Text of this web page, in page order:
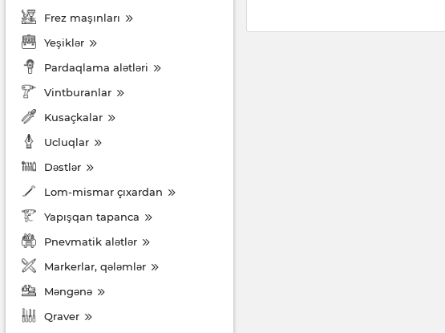
Frez maşınları
Yeşiklər
Pardaqlama alətləri
Vintburanlar
Kusaçkalar
Ucluqlar
Dəstlər
Lom-mismar çıxardan
Yapışqan tapanca
Pnevmatik alətlər
Markerlar, qələmlər
Məngənə
Qraver